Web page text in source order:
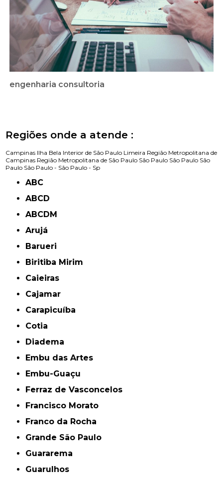
engenharia consultoria
Regiões onde a atende :
Campinas Ilha Bela Interior de São Paulo Limeira Região Metropolitana de
Campinas Região Metropolitana de São Paulo São Paulo São Paulo São
Paulo São Paulo - São Paulo - Sp
ABC
ABCD
ABCDM
Arujá
Barueri
Biritiba Mirim
Caieiras
Cajamar
Carapicuíba
Cotia
Diadema
Embu das Artes
Embu-Guaçu
Ferraz de Vasconcelos
Francisco Morato
Franco da Rocha
Grande São Paulo
Guararema
Guarulhos